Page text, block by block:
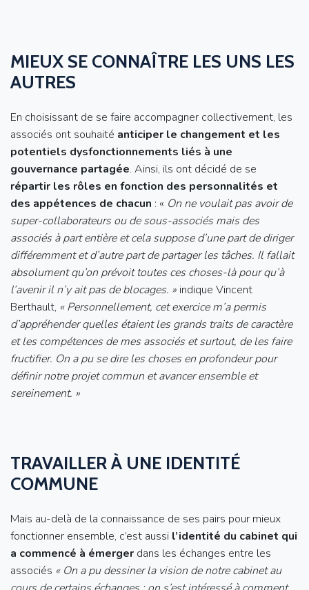
MIEUX SE CONNAÎTRE LES UNS LES
AUTRES
En choisissant de se faire accompagner collectivement, les
associés ont souhaité anticiper le changement et les
potentiels dysfonctionnements liés à une
gouvernance partagée. Ainsi, ils ont décidé de se
répartir les rôles en fonction des personnalités et
des appétences de chacun : « On ne voulait pas avoir de
super-collaborateurs ou de sous-associés mais des
associés à part entière et cela suppose d’une part de diriger
différemment et d’autre part de partager les tâches. Il fallait
absolument qu’on prévoit toutes ces choses-là pour qu’à
l’avenir il n’y ait pas de blocages. » indique Vincent
Berthault, « Personnellement, cet exercice m’a permis
d’appréhender quelles étaient les grands traits de caractère
et les compétences de mes associés et surtout, de les faire
fructifier. On a pu se dire les choses en profondeur pour
définir notre projet commun et avancer ensemble et
sereinement. »
TRAVAILLER À UNE IDENTITÉ
COMMUNE
Mais au-delà de la connaissance de ses pairs pour mieux
fonctionner ensemble, c’est aussi l’identité du cabinet qui
a commencé à émerger dans les échanges entre les
associés « On a pu dessiner la vision de notre cabinet au